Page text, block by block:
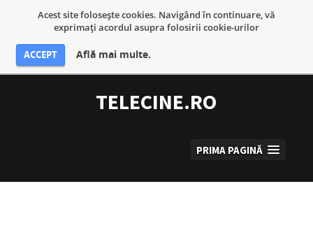
Acest site foloseşte cookies. Navigând în continuare, vă
exprimaţi acordul asupra folosirii cookie-urilor
ACCEPT Află mai multe.
conținut
TELECINE.RO
PRIMA PAGINĂ